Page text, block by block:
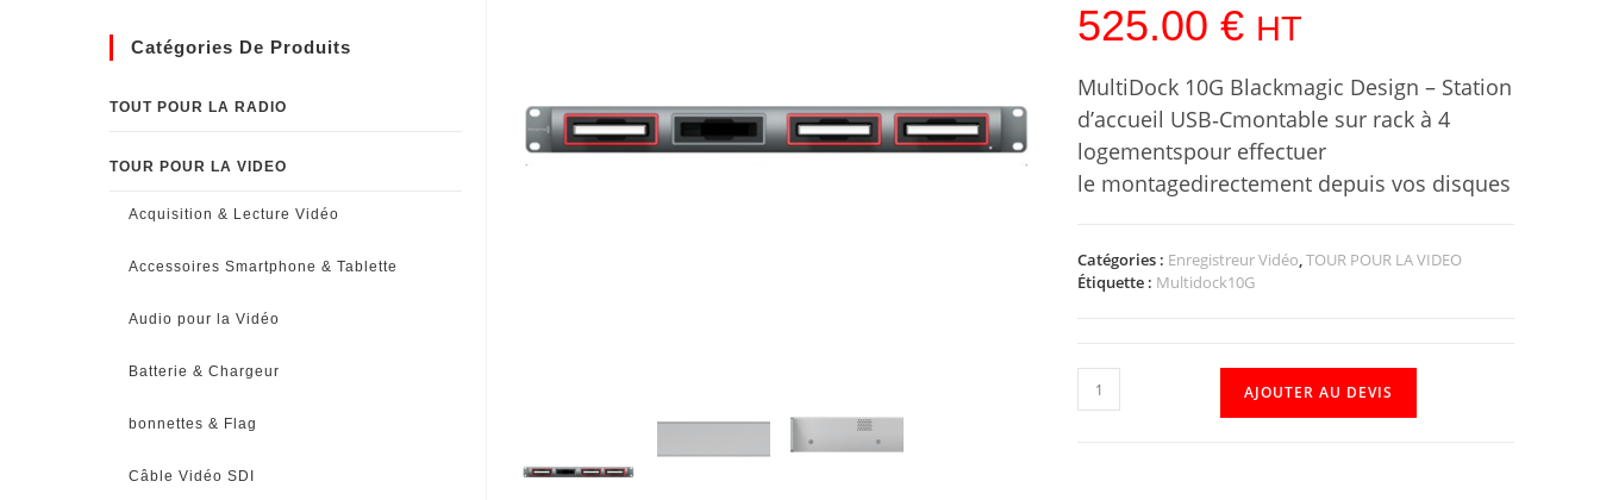
525.00€ HT
MultiDock 10G Blackmagic Design – Station
d’accueil USB‑Cmontable sur rack à 4
logementspour effectuer
le montagedirectement depuis vos disques
Catégories : Enregistreur Vidéo,TOUR POUR LA VIDEO
Étiquette : Multidock10G
AJOUTER AU DEVIS
Catégories De Produits
TOUT POUR LA RADIO
TOUR POUR LA VIDEO
Acquisition & Lecture Vidéo
Accessoires Smartphone & Tablette
Audio pour la Vidéo
Batterie & Chargeur
bonnettes & Flag
Câble Vidéo SDI